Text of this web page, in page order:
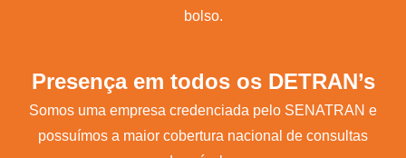
bolso.
Presença em todos os DETRAN’s
Somos uma empresa credenciada pelo SENATRAN e
possuímos a maior cobertura nacional de consultas